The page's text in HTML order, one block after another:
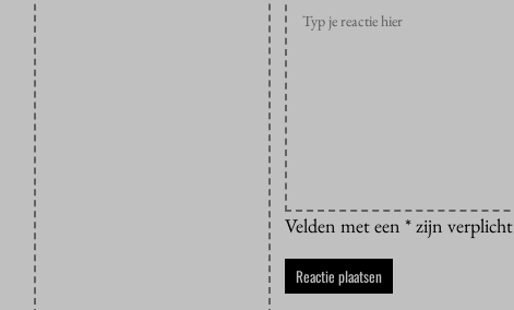
Velden met een * zijn verplicht